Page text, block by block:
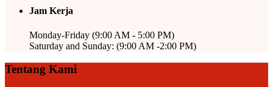
Jam Kerja
Monday-Friday (9:00 AM - 5:00 PM)
Saturday and Sunday: (9:00 AM -2:00 PM)
Tentang Kami